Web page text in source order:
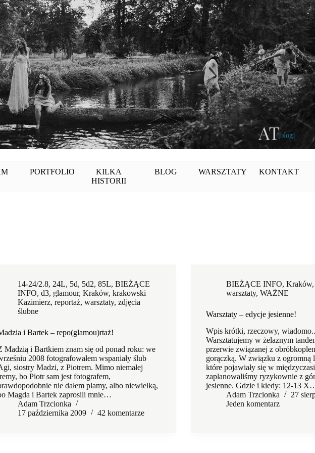
PORTFOLIO
KILKA
HISTORII
BLOG WARSZTATY KONTAKT
14-24/2.8, 24L, 5d, 5d2,85L,BIEŻĄCE
INFO,d3, glamour,Kraków,krakowski
Kazimierz,reportaż,warsztaty,zdjęcia
ślubne
i Bartek – repo(glamou)rtaż!
Madzią i Bartkiem znam się od ponad roku: we
2008 fotografowałem wspaniały ślub
siostry Madzi, z Piotrem. Mimo niemałej
bo Piotr sam jest fotografem,
nie dałem plamy, albo niewielką,
Magda i Bartek zaprosili mnie…
Adam Trzcionka
17 października 2009
42 komentarze
BIEŻĄCE INFO,Kraków
warsztaty,WAŻNE
Warsztaty – edycje jesienne!
Wpis krótki, rzeczowy,
Warsztatujemy w żelaznym
przerwie związanej z
gorączką. W związku z ogromną
które pojawiały się w
zaplanowaliśmy ryzykownie z
jesienne. Gdzie i kiedy: 12-13
Adam Trzcionka
27
Jeden komentarz